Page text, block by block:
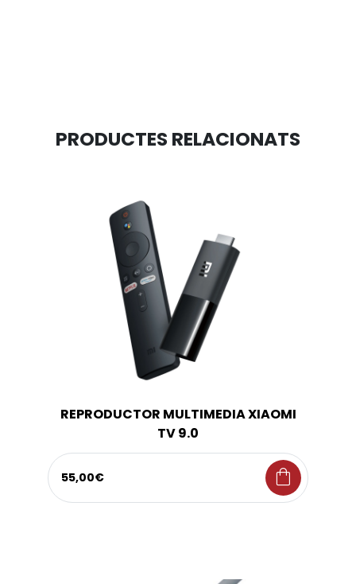
PRODUCTES RELACIONATS
REPRODUCTOR MULTIMEDIA XIAOMI
TV 9.0
55,00€ shopping_bag